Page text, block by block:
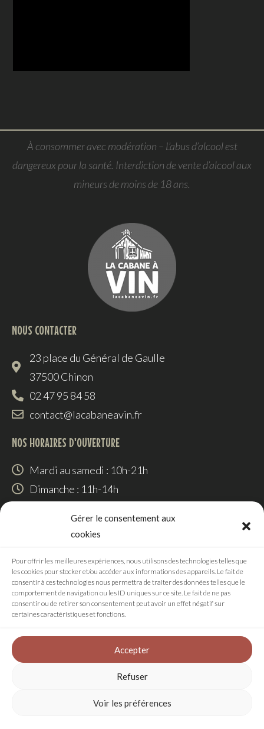
Gérer le consentement aux
cookies
Pour offrir les meilleures expériences, nous utilisons des technologies telles que
les cookies pour stocker et/ou accéder aux informations des appareils. Le fait de
consentir à ces technologies nous permettra de traiter des données telles que le
comportement de navigation ou les ID uniques sur ce site. Le fait de ne pas
consentir ou de retirer son consentement peut avoir un effet négatif sur
certaines caractéristiques et fonctions.
Accepter
Refuser
Voir les préférences
À consommer avec modération – L’abus d’alcool est
dangereux pour la santé. Interdiction de vente d’alcool aux
mineurs de moins de 18 ans.
NOUS CONTACTER
23 place du Général de Gaulle
37500 Chinon
02 47 95 84 58
contact@lacabaneavin.fr
NOS HORAIRES D'OUVERTURE
Mardi au samedi : 10h-21h
Dimanche : 11h-14h
RÉALISATION
Politique de confidentialité